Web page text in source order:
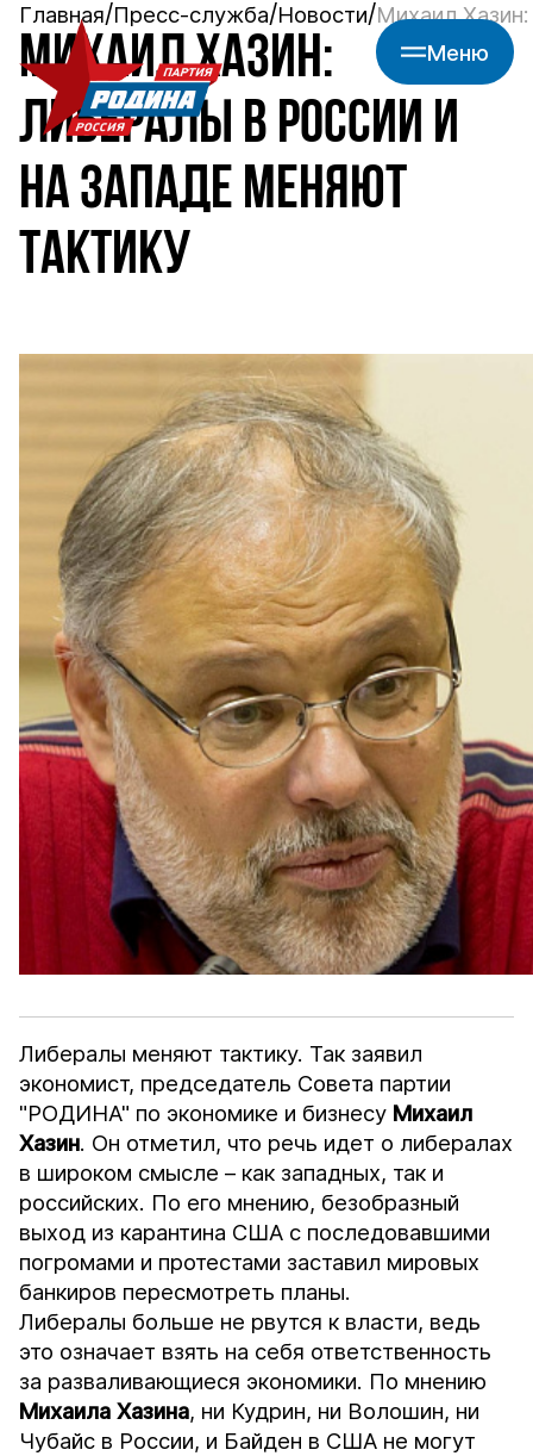
Меню
Главная Пресс-служба Новости Михаил
МИХАИЛ ХАЗИН:
ЛИБЕРАЛЫ В РОССИИ И
НА ЗАПАДЕ МЕНЯЮТ
ТАКТИКУ
Либералы меняют тактику. Так заявил
экономист, председатель Совета партии
"РОДИНА" по экономике и бизнесу Михаил
Хазин. Он отметил, что речь идет о либералах
в широком смысле – как западных, так и
российских. По его мнению, безобразный
выход из карантина США с последовавшими
погромами и протестами заставил мировых
банкиров пересмотреть планы.
Либералы больше не рвутся к власти, ведь
это означает взять на себя ответственность
за разваливающиеся экономики. По мнению
Михаила Хазина, ни Кудрин, ни Волошин, ни
Чубайс в России, и Байден в США не могут